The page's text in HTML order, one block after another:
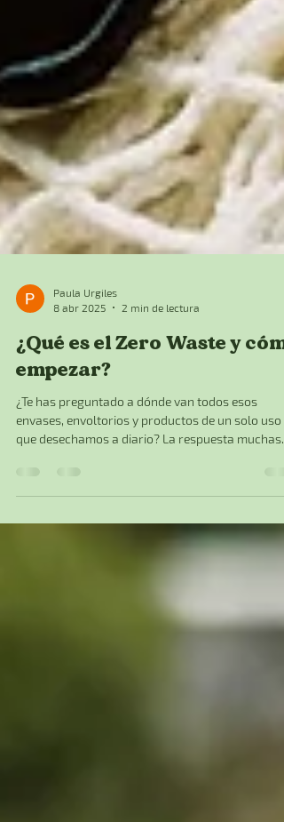
8 abr 2025
2 min de lectura
¿Qué es el Zero Waste y
empezar?
¿Te has preguntado a dónde van todos esos
envases, envoltorios y productos de un solo uso